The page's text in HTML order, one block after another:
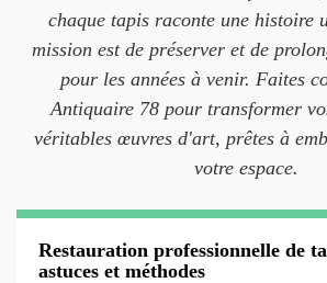
chaque tapis raconte une histoire
mission est de préserver et de
pour les années à venir. Faites
Antiquaire 78 pour transformer
véritables œuvres d'art, prêtes à
votre espace.
Restauration professionnelle de
astuces et méthodes